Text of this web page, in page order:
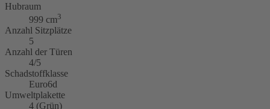
Hubraum
999 cm3
Anzahl Sitzplätze
5
Anzahl der Türen
4/5
Schadstoffklasse
Euro6d
Umweltplakette
4 (Grün)